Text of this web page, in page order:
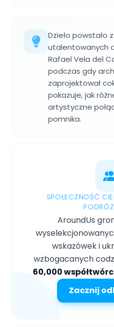
Dzieło powstało
utalentowanych
Rafael Vela del
podczas gdy
zaprojektował
pokazuje, jak
artystyczne
pomnika.
SPOŁECZNOŚĆ
AroundUs
wskazówek i
wzbogacanych
60,000
Zacznij